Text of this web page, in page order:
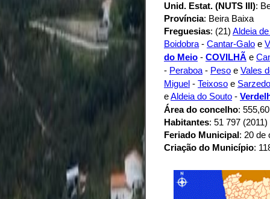
Unid. Estat. (NUTS III):
Província: Beira Baixa
Freguesias: (21) Aldeia
Boidobra - Cantar-Galo e
do Meio - COVILHÃ e
- Peraboa - Peso e Vales
Miguel - Teixoso e Sarzedo
eAldeia do Souto -
Área do concelho:
Habitantes: 51 797 (2011)
Feriado Municipal: 20 de
Criação do Município: